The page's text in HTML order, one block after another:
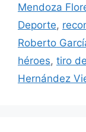
Mendoza
Deporte,
Roberto
héroes, tiro
Hernández